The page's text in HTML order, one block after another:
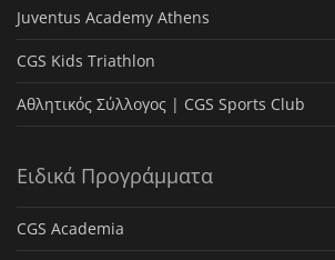
Juventus Academy Athens
CGS Kids Triathlon
Αθλητικός Σύλλογος | CGS Sports Club
Ειδικά Προγράμματα
CGS Academia